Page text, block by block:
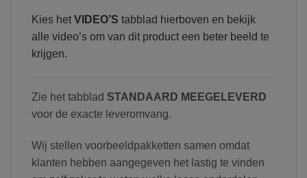
Kies het VIDEO’S tabblad hierboven en bekijk
alle video’s om van dit product een beter beeld te
krijgen.
Zie het tabblad STANDAARD MEEGELEVERD
voor de exacte leveromvang.
Wij stellen voorbeeldpakketten samen omdat
klanten hebben aangegeven het lastig te vinden